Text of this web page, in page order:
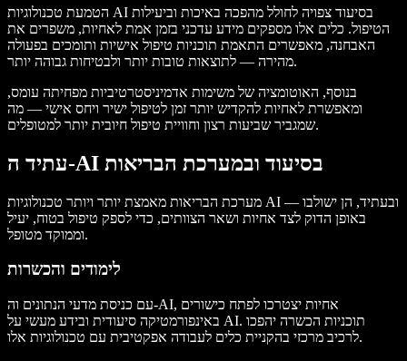
הטמעת טכנולוגיות AI בסיעוד צפויה לחולל מהפכה באיכות וביעילות
הטיפול. כלים אלו מספקים מידע עדכני בזמן אמת לאחיות, משפרים את
האבחנה, מאפשרים התאמת תוכניות טיפול אישיות ותומכים בפעולה
מהירה — לתוצאות טובות יותר ולבטיחות גבוהה יותר.
בנוסף, האוטומציה של משימות אדמיניסטרטיביות מפחיתה עומס,
ומאפשרת לאחיות להקדיש יותר זמן לטיפול ישיר ויחס אישי — מה
שמגביר שביעות רצון וחוויית טיפול חיובית יותר למטופלים.
עתיד ה-AI בסיעוד ובמערכת הבריאות
מערכת הבריאות מאמצת יותר ויותר טכנולוגיות AI — ובעתיד, הן ישולבו
באופן הדוק לצד אחיות ושאר הצוותים, כדי לספק טיפול בטוח, יעיל
וממוקד מטופל.
לימודים והכשרות
עם כניסת מדעי הנתונים וה-AI, אחיות יצטרכו לפתח כישורים
באינפורמטיקה סיעודית ובידע מעשי על AI. תוכניות הכשרה יהפכו
לרכיב מרכזי בהקניית כלים לעבודה אפקטיבית עם טכנולוגיות אלו.